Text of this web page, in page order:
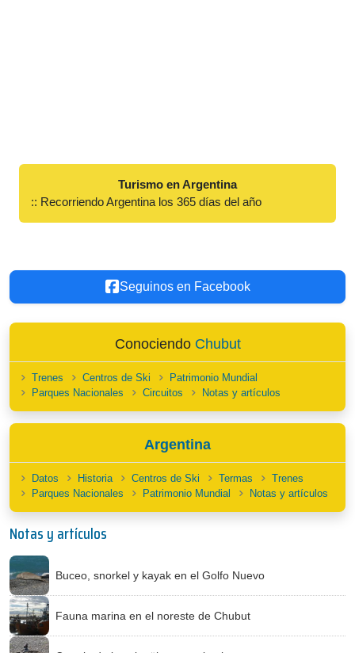
Turismo en Argentina
:: Recorriendo Argentina los 365 días del año
Seguinos en Facebook
Conociendo Chubut
Trenes Centros de Ski
Patrimonio Mundial
Parques Nacionales
Circuitos Notas y artículos
Argentina
Datos Historia Centros de Ski Termas
Trenes
Parques Nacionales
Patrimonio Mundial Notas y artículos
Notas y artículos
Buceo, snorkel y kayak en el Golfo Nuevo
Fauna marina en el noreste de Chubut